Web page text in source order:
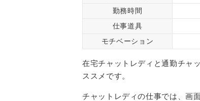
勤務時間
仕事道具
モチベーション
在宅チャットレディと通勤チャ
ススメです。
チャットレディの仕事では、画